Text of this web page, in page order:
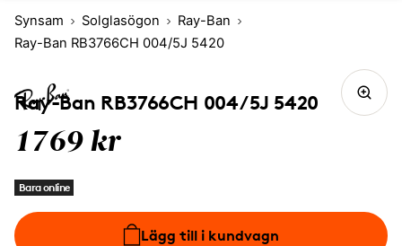
Synsam Solglasögon
Ray-Ban
Ray-Ban RB3766CH 004/5J 5420
Ray-Ban RB3766CH 004/5J 5420
1769 kr
Bara online
Lägg till i kundvagn